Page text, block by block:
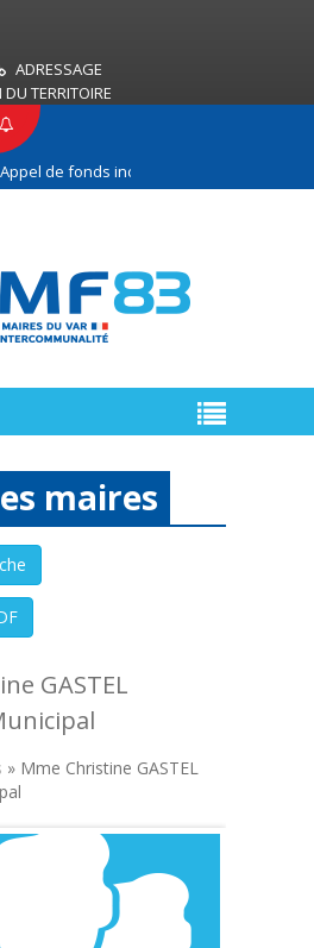
ADRESSAGE
TERRITOIRE
de fonds incendies de forêt
maires
GASTEL
» Mme Christine GASTEL